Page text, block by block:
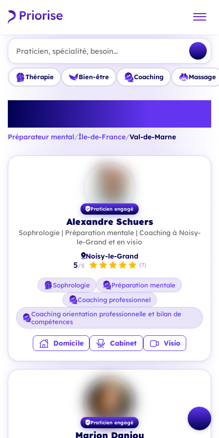
Praticien, spécialité, besoin...
Thérapie Bien-être Coaching Massage
Préparateur mental/Île-de-France/Val-de-Marne
Praticien engagé
Alexandre Schuers
Sophrologie | Préparation mentale | Coaching à Noisy-
le-Grand et en visio
Noisy-le-Grand
5/5 (7)
Sophrologie
Préparation mentale
Coaching professionnel
Coaching orientation professionnelle et bilan de
compétences
Domicile Cabinet Visio
Praticien engagé
Marion Danjou